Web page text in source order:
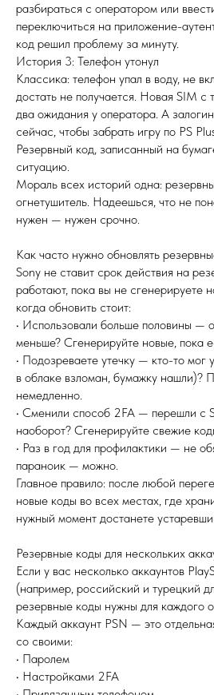
разбираться с оператором или
переключиться на приложение-
код решил проблему за минуту.
История 3: Телефон утонул
Классика: телефон упал в воду, не
достать не получается. Новая SIM
два ожидания у оператора. А
сейчас, чтобы забрать игру по PS
Резервный код, записанный на
ситуацию.
Мораль всех историй одна:
огнетушитель. Надеешься, что не
нужен — нужен срочно.
Как часто нужно обновлять
Sony не ставит срок действия на
работают, пока вы не сгенерируете
когда обновить стоит:
• Использовали больше половины —
меньше? Сгенерируйте новые, пока
• Подозреваете утечку — кто-то мог
в облаке взломан, бумажку нашли)?
немедленно.
• Сменили способ 2FA — перешли с
наоборот? Сгенерируйте свежие
• Раз в год для профилактики — не
параноик — можно.
Главное правило: после любой
новые коды во всех местах, где
нужный момент достанете
Резервные коды для нескольких
Если у вас несколько аккаунтов
(например, российский и турецкий
резервные коды нужны для каждого
Каждый аккаунт PSN — это
со своими:
• Паролем
• Настройками 2FA